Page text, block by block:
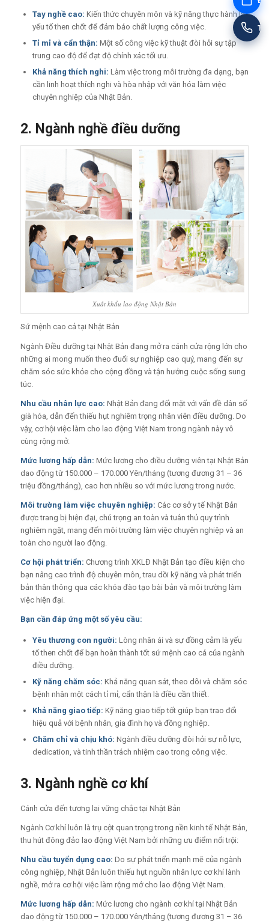
Tay nghề cao: Kiến thức chuyên môn và kỹ năng thực hành là
yếu tố then chốt để đảm bảo chất lượng công việc.
Tỉ mỉ và cẩn thận: Một số công việc kỹ thuật đòi hỏi sự tập
trung cao độ để đạt độ chính xác tối ưu.
Khả năng thích nghi: Làm việc trong môi trường đa dạng, bạn
cần linh hoạt thích nghi và hòa nhập với văn hóa làm việc
chuyên nghiệp của Nhật Bản.
2. Ngành nghề điều dưỡng
Xuất khẩu lao động Nhật Bản
Sứ mệnh cao cả tại Nhật Bản
Ngành Điều dưỡng tại Nhật Bản đang mở ra cánh cửa rộng lớn cho
những ai mong muốn theo đuổi sự nghiệp cao quý, mang đến sự
chăm sóc sức khỏe cho cộng đồng và tận hưởng cuộc sống sung
túc.
Nhu cầu nhân lực cao: Nhật Bản đang đối mặt với vấn đề dân số
già hóa, dẫn đến thiếu hụt nghiêm trọng nhân viên điều dưỡng. Do
vậy, cơ hội việc làm cho lao động Việt Nam trong ngành này vô
cùng rộng mở.
Mức lương hấp dẫn: Mức lương cho điều dưỡng viên tại Nhật Bản
dao động từ 150.000 – 170.000 Yên/tháng (tương đương 31 – 36
triệu đồng/tháng), cao hơn nhiều so với mức lương trong nước.
Môi trường làm việc chuyên nghiệp: Các cơ sở y tế Nhật Bản
được trang bị hiện đại, chú trọng an toàn và tuân thủ quy trình
nghiêm ngặt, mang đến môi trường làm việc chuyên nghiệp và an
toàn cho người lao động.
Cơ hội phát triển: Chương trình XKLĐ Nhật Bản tạo điều kiện cho
bạn nâng cao trình độ chuyên môn, trau dồi kỹ năng và phát triển
bản thân thông qua các khóa đào tạo bài bản và môi trường làm
việc hiện đại.
Bạn cần đáp ứng một số yêu cầu:
Yêu thương con người: Lòng nhân ái và sự đồng cảm là yếu
tố then chốt để bạn hoàn thành tốt sứ mệnh cao cả của ngành
điều dưỡng.
Kỹ năng chăm sóc: Khả năng quan sát, theo dõi và chăm sóc
bệnh nhân một cách tỉ mỉ, cẩn thận là điều cần thiết.
Khả năng giao tiếp: Kỹ năng giao tiếp tốt giúp bạn trao đổi
hiệu quả với bệnh nhân, gia đình họ và đồng nghiệp.
Chăm chỉ và chịu khó: Ngành điều dưỡng đòi hỏi sự nỗ lực,
dedication, và tinh thần trách nhiệm cao trong công việc.
3. Ngành nghề cơ khí
Cánh cửa đến tương lai vững chắc tại Nhật Bản
Ngành Cơ khí luôn là trụ cột quan trọng trong nền kinh tế Nhật Bản,
thu hút đông đảo lao động Việt Nam bởi những ưu điểm nổi trội:
Nhu cầu tuyển dụng cao: Do sự phát triển mạnh mẽ của ngành
công nghiệp, Nhật Bản luôn thiếu hụt nguồn nhân lực cơ khí lành
nghề, mở ra cơ hội việc làm rộng mở cho lao động Việt Nam.
Mức lương hấp dẫn: Mức lương cho ngành cơ khí tại Nhật Bản
dao động từ 150.000 – 170.000 Yên/tháng (tương đương 31 – 36
Tư